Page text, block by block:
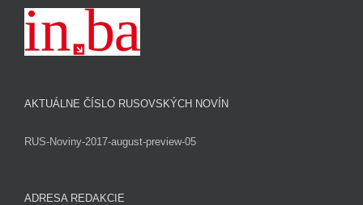
AKTUÁLNE ČÍSLO RUSOVSKÝCH NOVÍN
RUS-Noviny-2017-august-preview-05
ADRESA REDAKCIE